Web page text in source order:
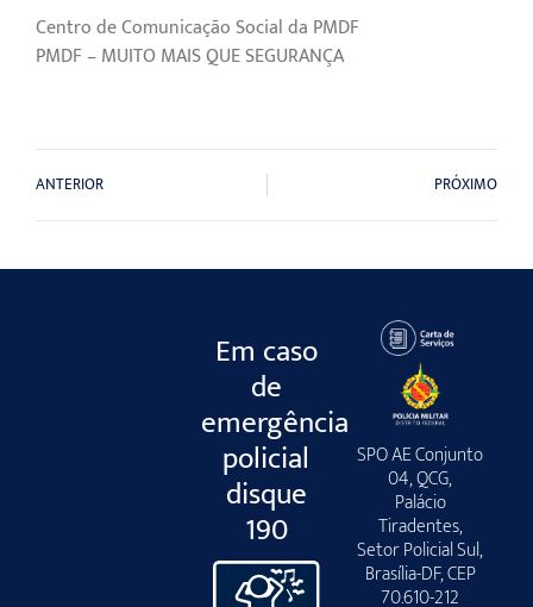
Centro de Comunicação Social da PMDF
PMDF – MUITO MAIS QUE SEGURANÇA
ANTERIOR PRÓXIMO
Em caso
de
emergência
policial
disque
190
SPO AE Conjunto
04, QCG,
Palácio
Tiradentes,
Setor Policial Sul,
Brasília-DF, CEP
70.610-212